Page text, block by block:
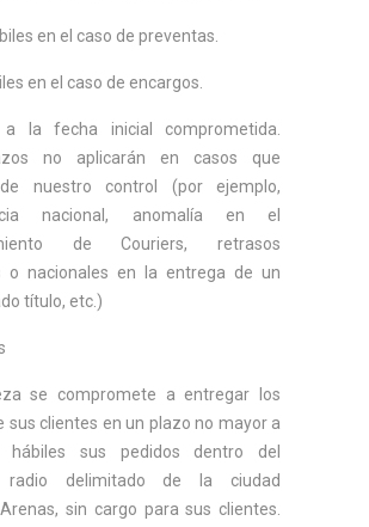
en el caso de preventas.
en el caso de encargos.
a la fecha inicial comprometida.
no aplicarán en casos que
nuestro control (por ejemplo,
nacional, anomalía en el
de Couriers, retrasos
o nacionales en la entrega de un
título, etc.)
se compromete a entregar los
sus clientes en un plazo no mayor a
hábiles sus pedidos dentro del
radio delimitado de la ciudad
sin cargo para sus clientes.